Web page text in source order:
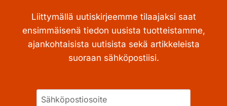
Liittymällä uutiskirjeemme tilaajaksi saat
ensimmäisenä tiedon uusista tuotteistamme,
ajankohtaisista uutisista sekä artikkeleista
suoraan sähköpostiisi.